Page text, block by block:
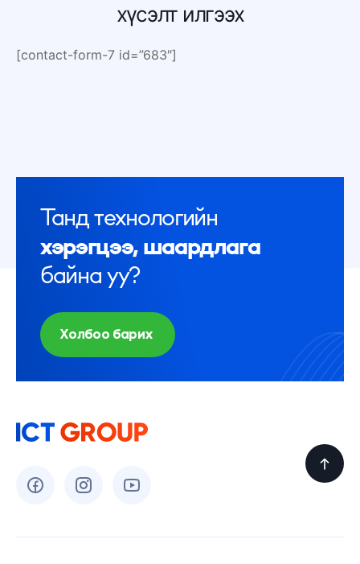
хүсэлт илгээх
[contact-form-7 id=”683″]
Танд технологийн
хэрэгцээ, шаардлага
байна уу?
Холбоо барих